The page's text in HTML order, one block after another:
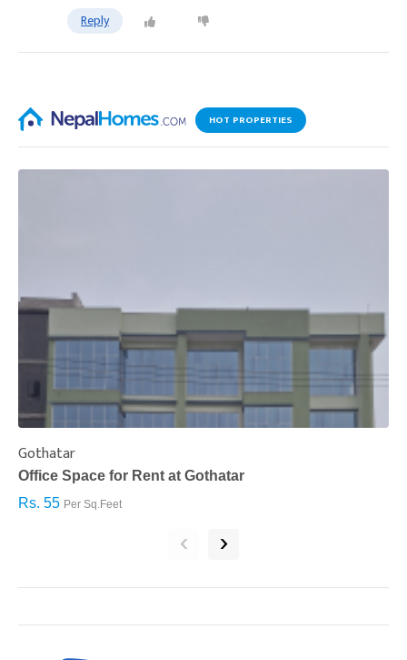
Reply
HOT PROPERTIES
Gothatar
Office Space for Rent at Gothatar
Rs. 55 Per Sq.Feet
‹ ›